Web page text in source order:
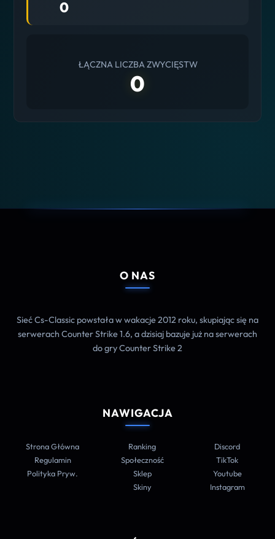
0
ŁĄCZNA LICZBA ZWYCIĘSTW
0
O NAS
Sieć Cs-Classic powstała w wakacje 2012 roku, skupiając się na
serwerach Counter Strike 1.6, a dzisiaj bazuje już na serwerach
do gry Counter Strike 2
NAWIGACJA
Strona Główna
Regulamin
Polityka Pryw.
Ranking
Społeczność
Sklep
Skiny
Discord
TikTok
Youtube
Instagram